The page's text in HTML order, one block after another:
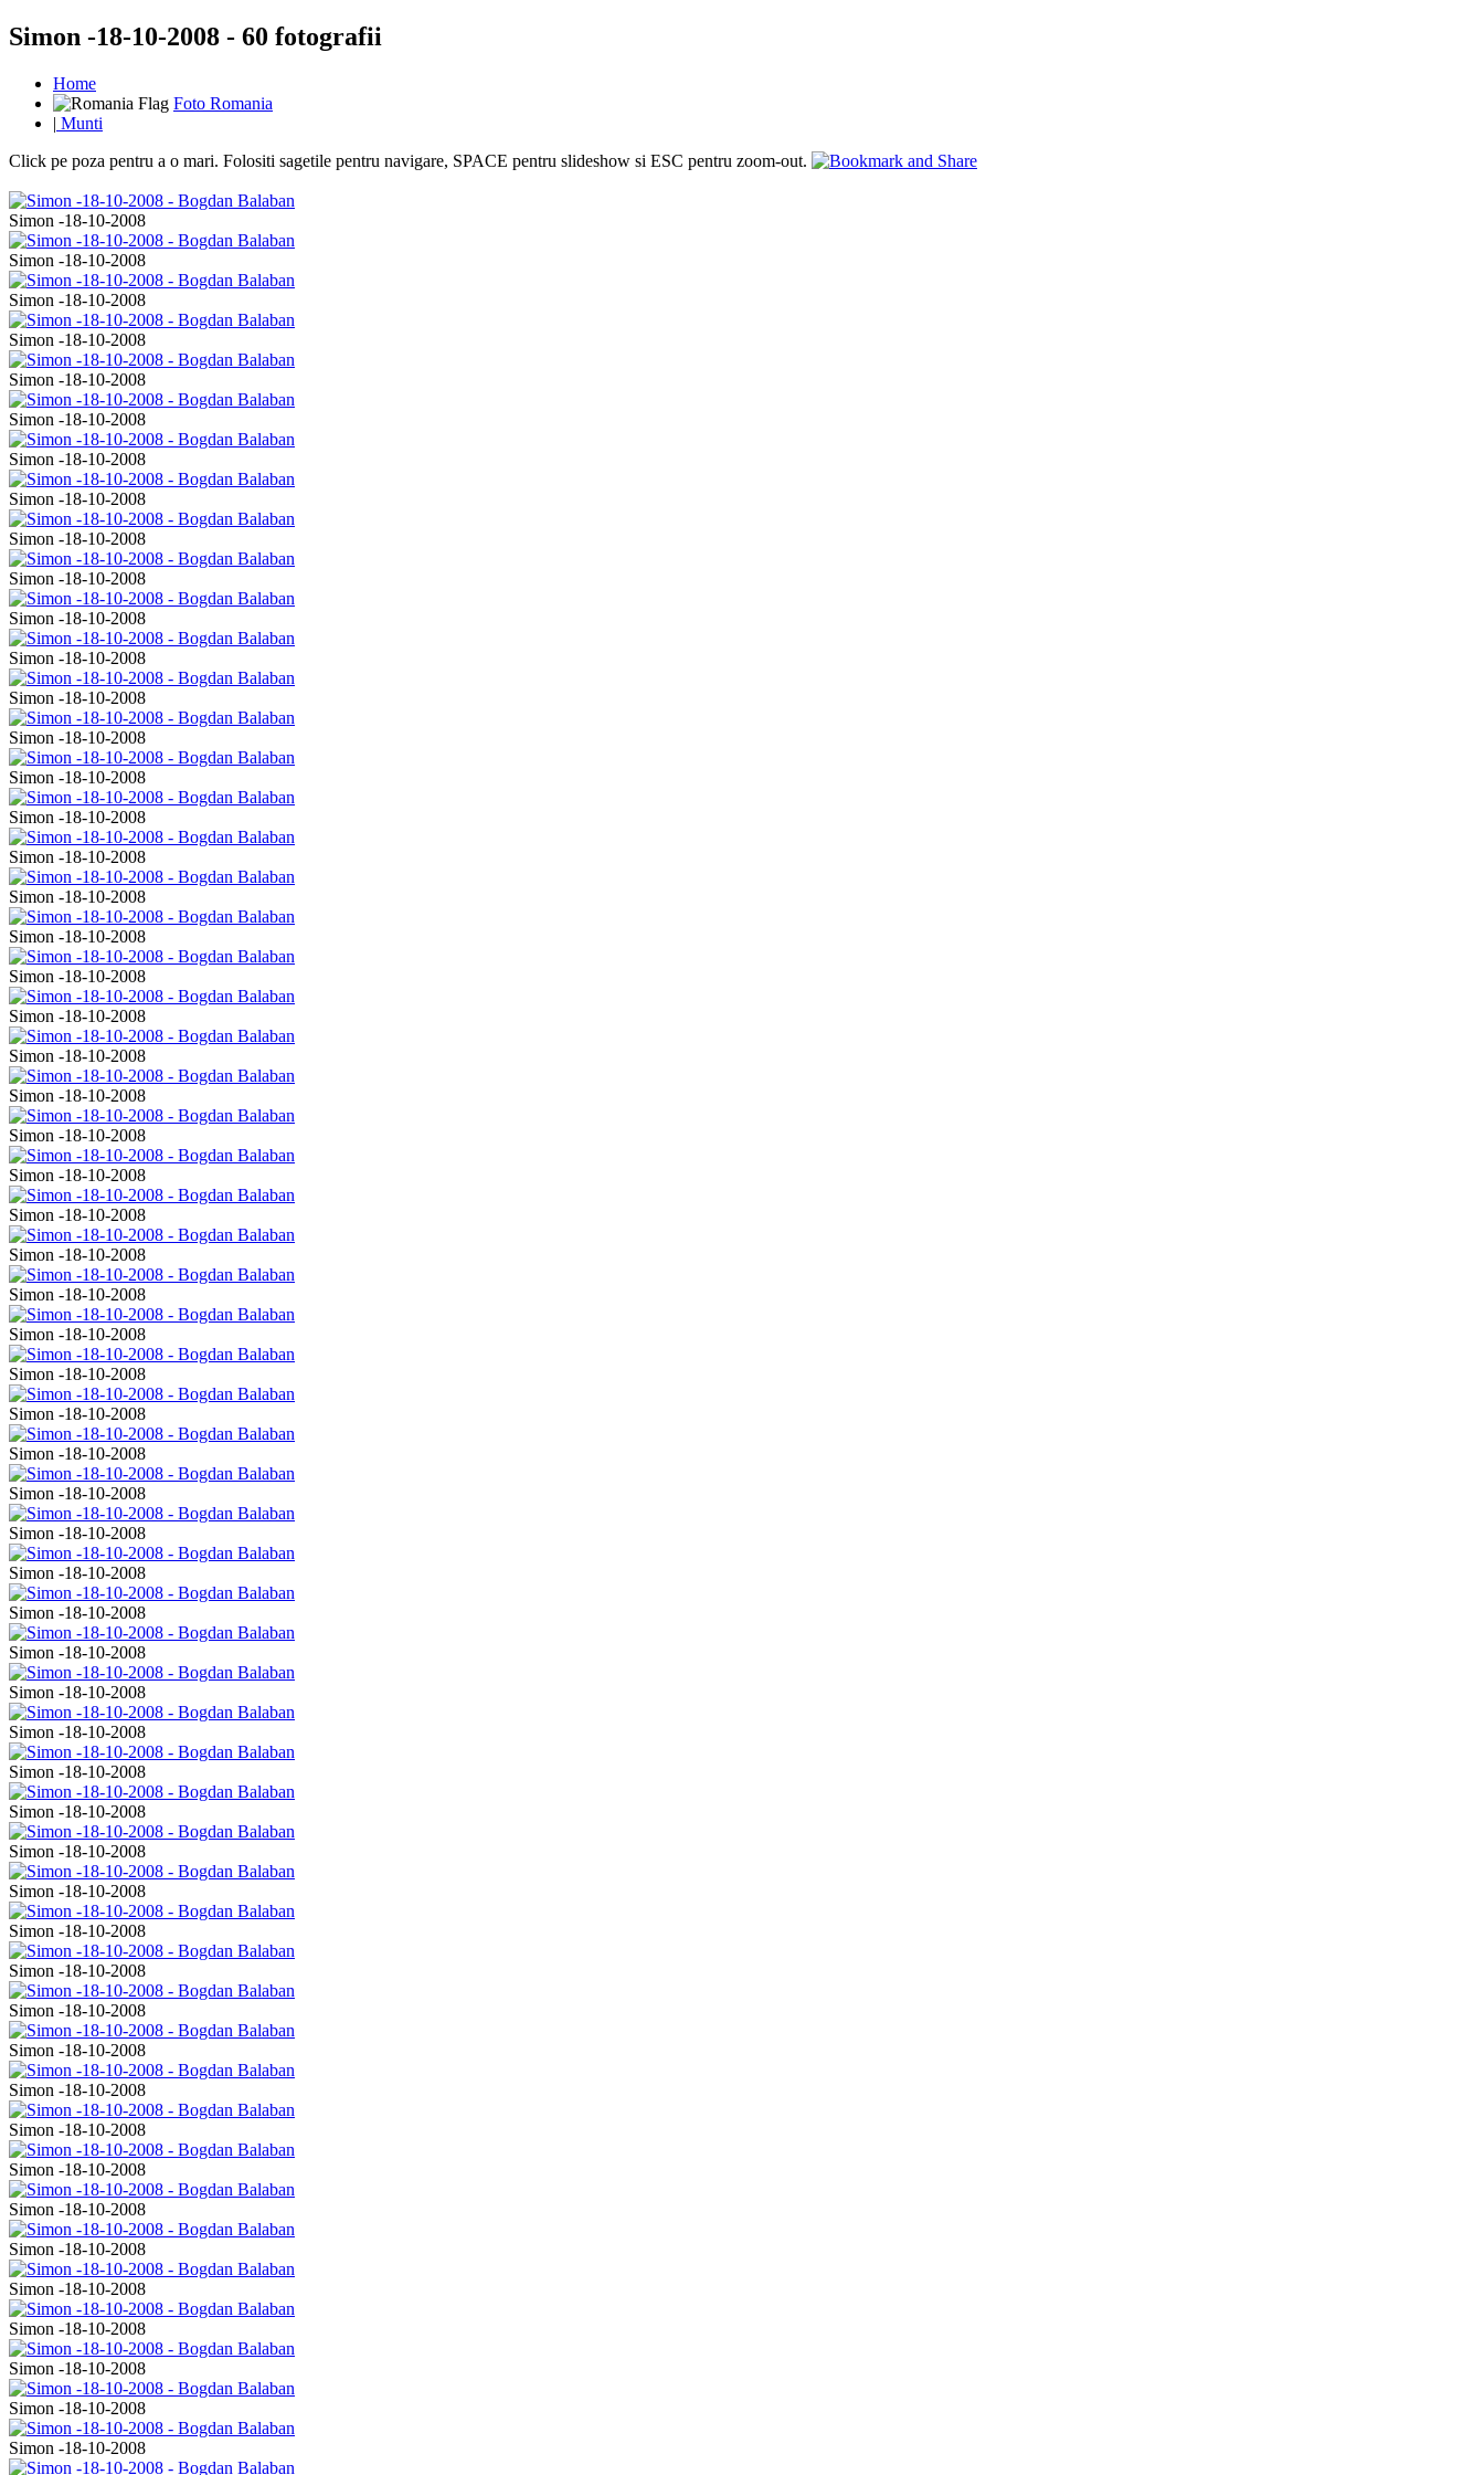
Simon -18-10-2008 - 60 fotografii
Home
Foto Romania
| Munti
Click pe poza pentru a o mari. Folositi sagetile pentru navigare, SPACE pentru slideshow si ESC pentru zoom-out.
Simon -18-10-2008
Simon -18-10-2008
Simon -18-10-2008
Simon -18-10-2008
Simon -18-10-2008
Simon -18-10-2008
Simon -18-10-2008
Simon -18-10-2008
Simon -18-10-2008
Simon -18-10-2008
Simon -18-10-2008
Simon -18-10-2008
Simon -18-10-2008
Simon -18-10-2008
Simon -18-10-2008
Simon -18-10-2008
Simon -18-10-2008
Simon -18-10-2008
Simon -18-10-2008
Simon -18-10-2008
Simon -18-10-2008
Simon -18-10-2008
Simon -18-10-2008
Simon -18-10-2008
Simon -18-10-2008
Simon -18-10-2008
Simon -18-10-2008
Simon -18-10-2008
Simon -18-10-2008
Simon -18-10-2008
Simon -18-10-2008
Simon -18-10-2008
Simon -18-10-2008
Simon -18-10-2008
Simon -18-10-2008
Simon -18-10-2008
Simon -18-10-2008
Simon -18-10-2008
Simon -18-10-2008
Simon -18-10-2008
Simon -18-10-2008
Simon -18-10-2008
Simon -18-10-2008
Simon -18-10-2008
Simon -18-10-2008
Simon -18-10-2008
Simon -18-10-2008
Simon -18-10-2008
Simon -18-10-2008
Simon -18-10-2008
Simon -18-10-2008
Simon -18-10-2008
Simon -18-10-2008
Simon -18-10-2008
Simon -18-10-2008
Simon -18-10-2008
Simon -18-10-2008